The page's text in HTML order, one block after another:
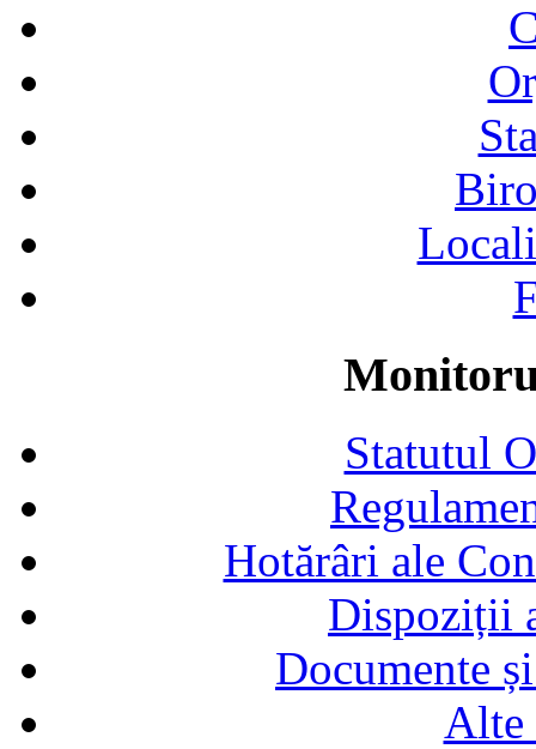
Statutul
Hotărâri ale
Dispoziții
Documente
Alte